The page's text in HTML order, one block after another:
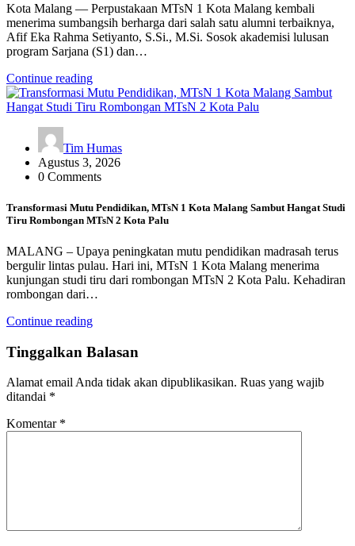
Kota Malang — Perpustakaan MTsN 1 Kota Malang kembali
menerima sumbangsih berharga dari salah satu alumni terbaiknya,
Afif Eka Rahma Setiyanto, S.Si., M.Si. Sosok akademisi lulusan
program Sarjana (S1) dan…
Continue reading
Tim Humas
Agustus 3, 2026
0 Comments
Transformasi Mutu Pendidikan, MTsN 1 Kota Malang Sambut Hangat Studi
Tiru Rombongan MTsN 2 Kota Palu
MALANG – Upaya peningkatan mutu pendidikan madrasah terus
bergulir lintas pulau. Hari ini, MTsN 1 Kota Malang menerima
kunjungan studi tiru dari rombongan MTsN 2 Kota Palu. Kehadiran
rombongan dari…
Continue reading
Tinggalkan Balasan
Alamat email Anda tidak akan dipublikasikan. Ruas yang wajib
ditandai *
Komentar *